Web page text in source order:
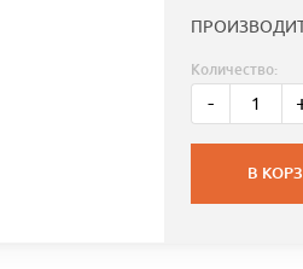
Количество:
-
В